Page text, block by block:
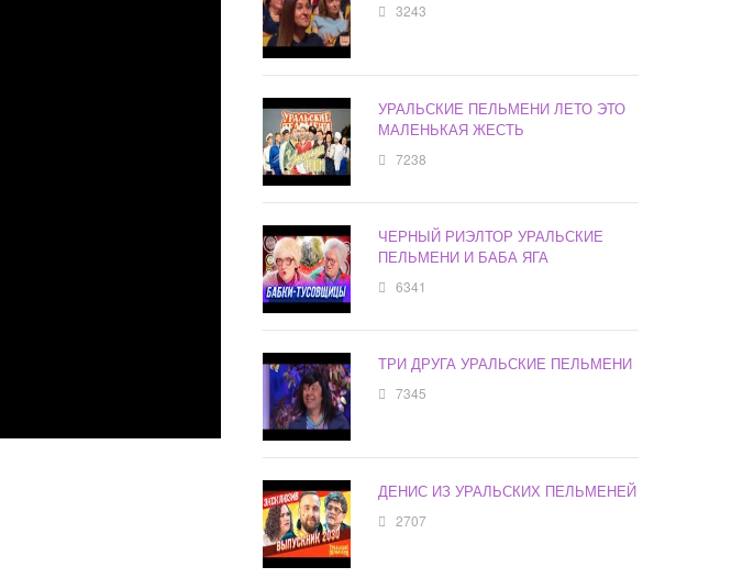
3243
УРАЛЬСКИЕ ПЕЛЬМЕНИ ЛЕТО ЭТО
МАЛЕНЬКАЯ ЖЕСТЬ
7238
ЧЕРНЫЙ РИЭЛТОР УРАЛЬСКИЕ
ПЕЛЬМЕНИ И БАБА ЯГА
6341
ТРИ ДРУГА УРАЛЬСКИЕ ПЕЛЬМЕНИ
7345
ДЕНИС ИЗ УРАЛЬСКИХ ПЕЛЬМЕНЕЙ
2707